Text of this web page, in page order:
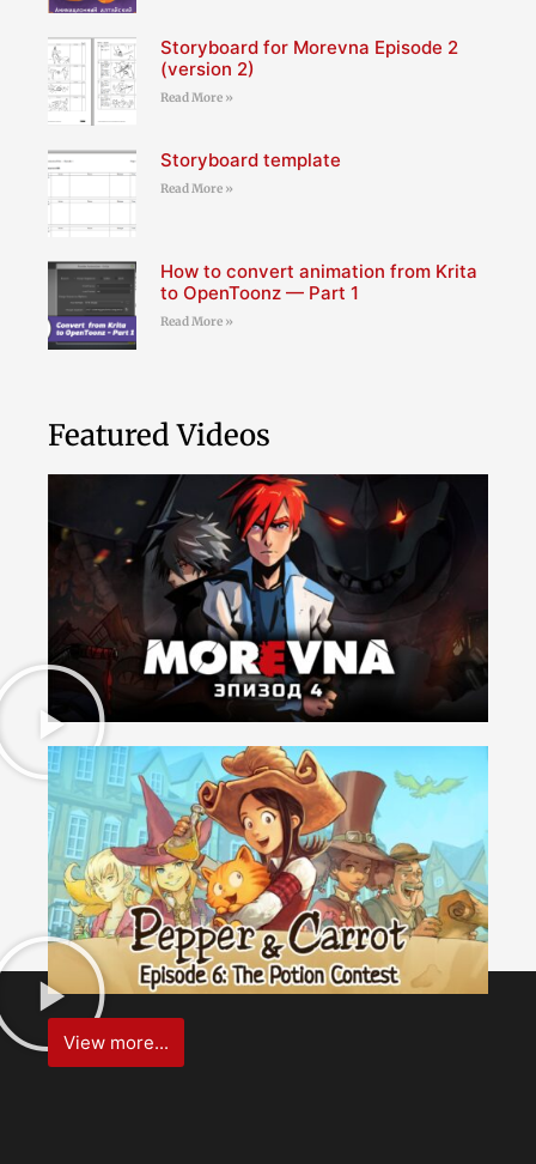
Storyboard for Morevna Episode 2
(version 2)
Read More »
Storyboard template
Read More »
How to convert animation from Krita
to OpenToonz — Part 1
Read More »
Featured Videos
View more...